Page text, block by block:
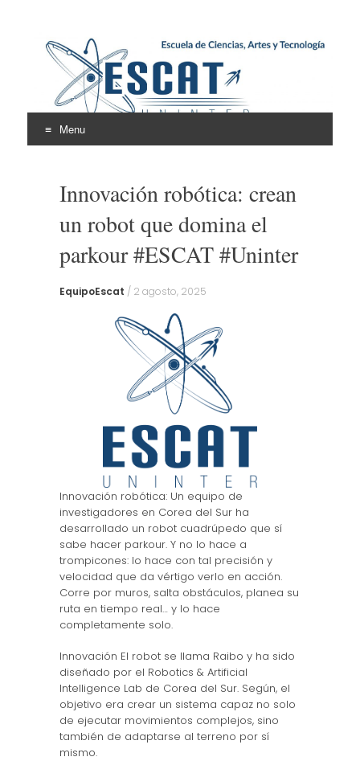
Escuela de Ciencias,
Artes y Tecnología
ESCAT
Menu
contentInnovación robótica: crean
un robot que domina el
parkour #ESCAT #Uninter
EquipoEscat / 2 agosto, 2025
Innovación robótica: Un equipo de
investigadores en Corea del Sur ha
desarrollado un robot cuadrúpedo que sí
sabe hacer parkour. Y no lo hace a
trompicones: lo hace con tal precisión y
velocidad que da vértigo verlo en acción.
Corre por muros, salta obstáculos, planea su
ruta en tiempo real… y lo hace
completamente solo.
Innovación El robot se llama Raibo y ha sido
diseñado por el Robotics & Artificial
Intelligence Lab de Corea del Sur. Según, el
objetivo era crear un sistema capaz no solo
de ejecutar movimientos complejos, sino
también de adaptarse al terreno por sí
mismo.